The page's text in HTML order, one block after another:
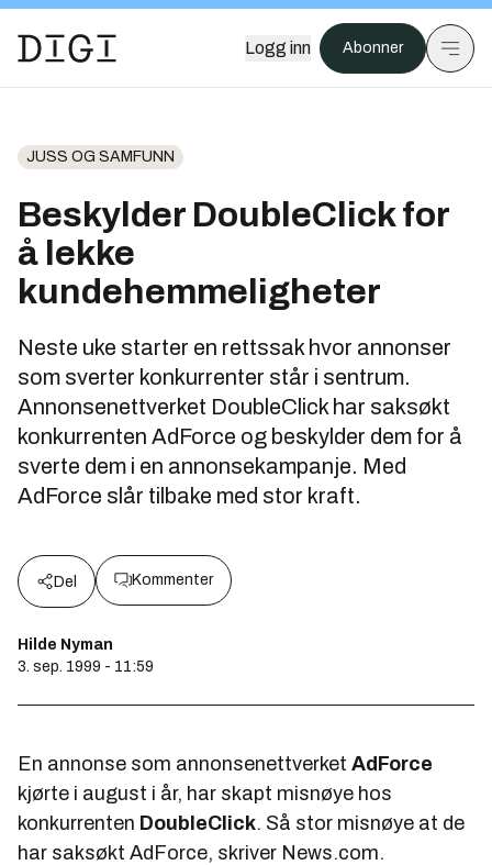
Logg inn Abonner
JUSS OG SAMFUNN
Beskylder DoubleClick for
å lekke
kundehemmeligheter
Neste uke starter en rettssak hvor annonser
som sverter konkurrenter står i sentrum.
Annonsenettverket DoubleClick har saksøkt
konkurrenten AdForce og beskylder dem for å
sverte dem i en annonsekampanje. Med
AdForce slår tilbake med stor kraft.
Del Kommenter
Hilde Nyman
3. sep. 1999 - 11:59
En annonse som annonsenettverket AdForce
kjørte i august i år, har skapt misnøye hos
konkurrenten DoubleClick. Så stor misnøye at de
har saksøkt AdForce, skriver News.com.